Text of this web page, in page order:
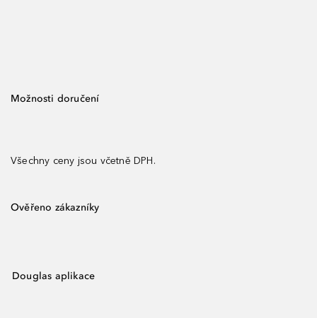
Možnosti doručení
Všechny ceny jsou včetně DPH.
Ověřeno zákazníky
Douglas aplikace